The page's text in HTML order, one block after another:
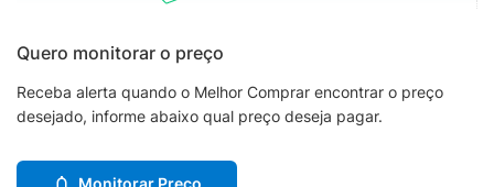
Quero monitorar o preço
Receba alerta quando o Melhor Comprar encontrar o preço
desejado, informe abaixo qual preço deseja pagar.
Monitorar Preço